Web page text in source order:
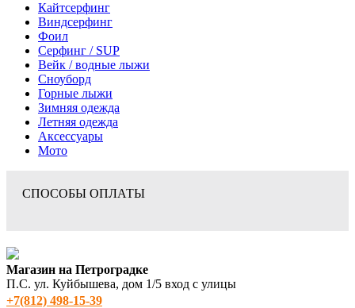
Кайтсерфинг
Виндсерфинг
Фоил
Серфинг / SUP
Вейк / водные лыжи
Сноуборд
Горные лыжи
Зимняя одежда
Летняя одежда
Аксессуары
Мото
СПОСОБЫ ОПЛАТЫ
Магазин на Петроградке
П.С. ул. Куйбышева, дом 1/5 вход с улицы
+7(812) 498‑15-39